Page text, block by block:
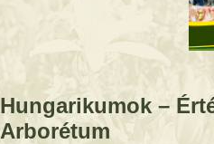
Hungarikumok –
Arborétum